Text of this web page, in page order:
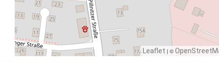
Leaflet | ©